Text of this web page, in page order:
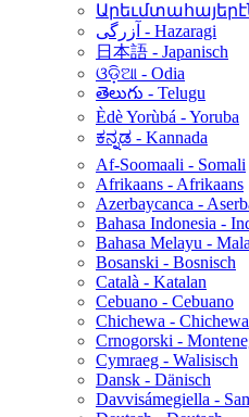
Արեւմտահայերէն
آزرگی - Hazaragi
日本語 - Japanisch
ଓଡ଼ିଆ - Odia
తెలుగు - Telugu
Èdè Yorùbá - Yoruba
ಕನ್ನಡ - Kannada
Af-Soomaali - Somali
Afrikaans - Afrikaans
Azerbaycanca -
Bahasa Indonesia -
Bahasa Melayu -
Bosanski - Bosnisch
Català - Katalan
Cebuano - Cebuano
Chichewa - Chichewa
Crnogorski -
Cymraeg - Walisisch
Dansk - Dänisch
Davvisámegiella -